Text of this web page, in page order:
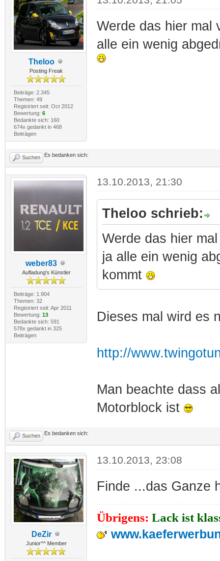
Theloo
Posting Freak
Beiträge: 2.345
Themen: 49
Registriert seit: Oct 2012
Bewertung: 6
Bedankte sich: 160
674x gedankt in 468
Beiträgen
Werde das hier mal
alle ein wenig
Suchen Es bedanken sich:
weber83
Aufladung's Künstler
Beiträge: 1.904
Themen: 32
Registriert seit: Apr 2011
Bewertung: 13
Bedankte sich: 591
578x gedankt in 325
Beiträgen
13.10.2013, 21:30
Theloo schrieb:
Werde das hier
ja alle ein wenig
kommt
Dieses mal wird es
http://
Man beachte dass
Motorblock ist
Suchen Es bedanken sich:
DeZir
Junior^^ Member
13.10.2013, 23:08
Finde ...das Ganze
Übrigens: Lack ist